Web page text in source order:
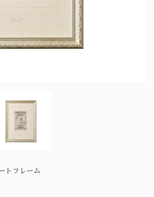
トフレーム